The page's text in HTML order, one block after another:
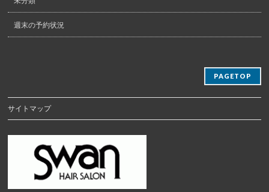
週末の予約状況
PAGETOP
サイトマップ